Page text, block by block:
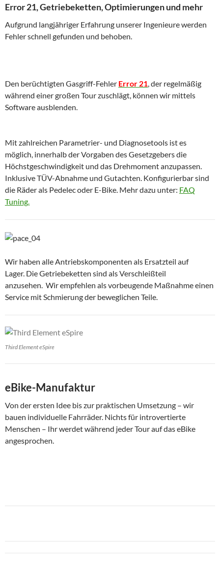
Error 21, Getriebeketten, Optimierungen und mehr
Aufgrund langjähriger Erfahrung unserer Ingenieure werden
Fehler schnell gefunden und behoben.
Den berüchtigten Gasgriff-Fehler Error 21, der regelmäßig
während einer großen Tour zuschlägt, können wir mittels
Software ausblenden.
Mit zahlreichen Parametrier- und Diagnosetools ist es
möglich, innerhalb der Vorgaben des Gesetzgebers die
Höchstgeschwindigkeit und das Drehmoment anzupassen.
Inklusive TÜV-Abnahme und Gutachten. Konfigurierbar sind
die Räder als Pedelec oder E-Bike. Mehr dazu unter: FAQ
Tuning.
Wir haben alle Antriebskomponenten als Ersatzteil auf
Lager. Die Getriebeketten sind als Verschleißteil
anzusehen. Wir empfehlen als vorbeugende Maßnahme einen
Service mit Schmierung der beweglichen Teile.
Third Element eSpire
eBike-Manufaktur
Von der ersten Idee bis zur praktischen Umsetzung – wir
bauen individuelle Fahrräder. Nichts für introvertierte
Menschen – Ihr werdet während jeder Tour auf das eBike
angesprochen.